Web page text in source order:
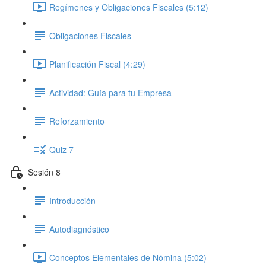
Regímenes y Obligaciones Fiscales (5:12)
Obligaciones Fiscales
Planificación Fiscal (4:29)
Actividad: Guía para tu Empresa
Reforzamiento
Quiz 7
Sesión 8
Introducción
Autodiagnóstico
Conceptos Elementales de Nómina (5:02)